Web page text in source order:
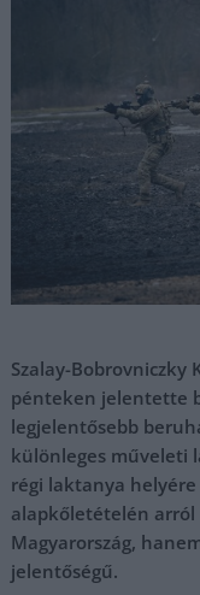
Szalay-
pénteken jelentette
legjelentősebb
különleges műveleti
régi laktanya
alapkőletételén arról
Magyarország,
jelentőségű.